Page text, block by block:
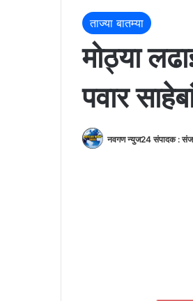
ताज्या बातम्या
मोठ्या
पवार
नवगण न्युज24 संपादक :